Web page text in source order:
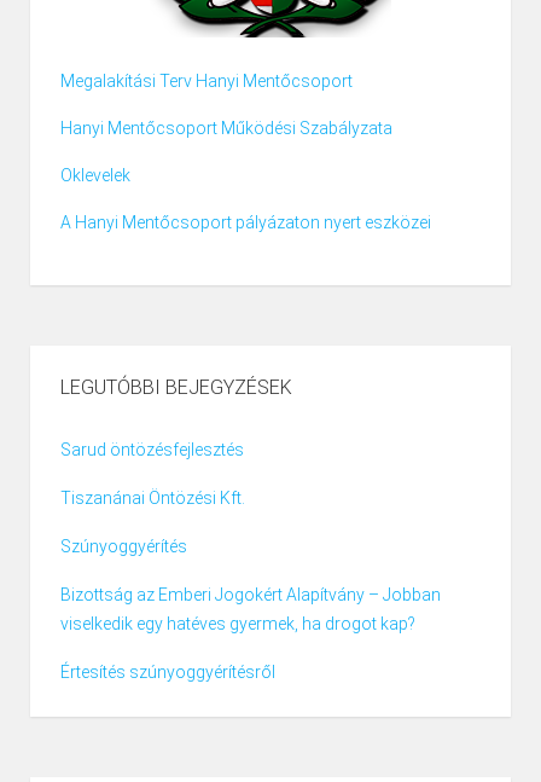
Megalakítási Terv Hanyi Mentőcsoport
Hanyi Mentőcsoport Működési Szabályzata
Oklevelek
A Hanyi Mentőcsoport pályázaton nyert eszközei
LEGUTÓBBI BEJEGYZÉSEK
Sarud öntözésfejlesztés
Tiszanánai Öntözési Kft.
Szúnyoggyérítés
Bizottság az Emberi Jogokért Alapítvány – Jobban
viselkedik egy hatéves gyermek, ha drogot kap?
Értesítés szúnyoggyérítésről